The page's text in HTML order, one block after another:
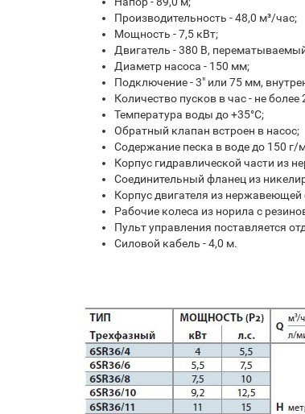
Производительность - 48,0 м³/час;
Мощность - 7,5 кВт;
Двигатель - 380 В,
Диаметр насоса - 150 мм;
Подключение - 3" или 75 мм,
Количество пусков в час - не более
Температура воды до +35°С;
Обратный клапан встроен в насос;
Содержание песка в воде до 150 г/
Корпус гидравлической части из
Соединительный фланец из
Корпус двигателя из нержавеющей
Рабочие колеса из норила с
Пульт управления поставляется
Силовой кабель - 4,0 м.